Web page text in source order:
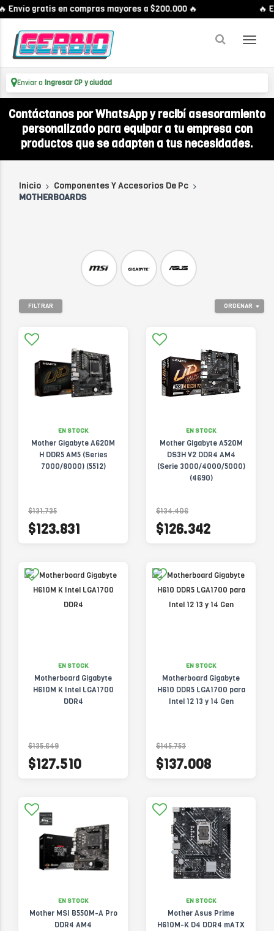
gratis en compras mayores a $200.000 🔥 🔥
Enviar a Ingresar CP y ciudad
Contáctanos por WhatsApp y recibí asesoramiento
personalizado para equipar a tu empresa con
productos que se adapten a tus necesidades.
Inicio
Componentes Y Accesorios De Pc
MOTHERBOARDS
ORDENAR
FILTRAR
EN STOCK
Mother Gigabyte A620M
H DDR5 AM5 (Series
7000/8000) (5512)
$131.735
$123.831
EN STOCK
Mother Gigabyte A520M
DS3H V2 DDR4 AM4
(Serie 3000/4000/5000)
(4690)
$134.406
$126.342
EN STOCK
Motherboard Gigabyte
H610M K Intel LGA1700
DDR4
$135.649
$127.510
EN STOCK
Motherboard Gigabyte
H610 DDR5 LGA1700 para
Intel 12 13 y 14 Gen
$145.753
$137.008
EN STOCK
Mother MSI B550M-A Pro
DDR4 AM4
EN STOCK
Mother Asus Prime
H610M-K D4 DDR4 mATX